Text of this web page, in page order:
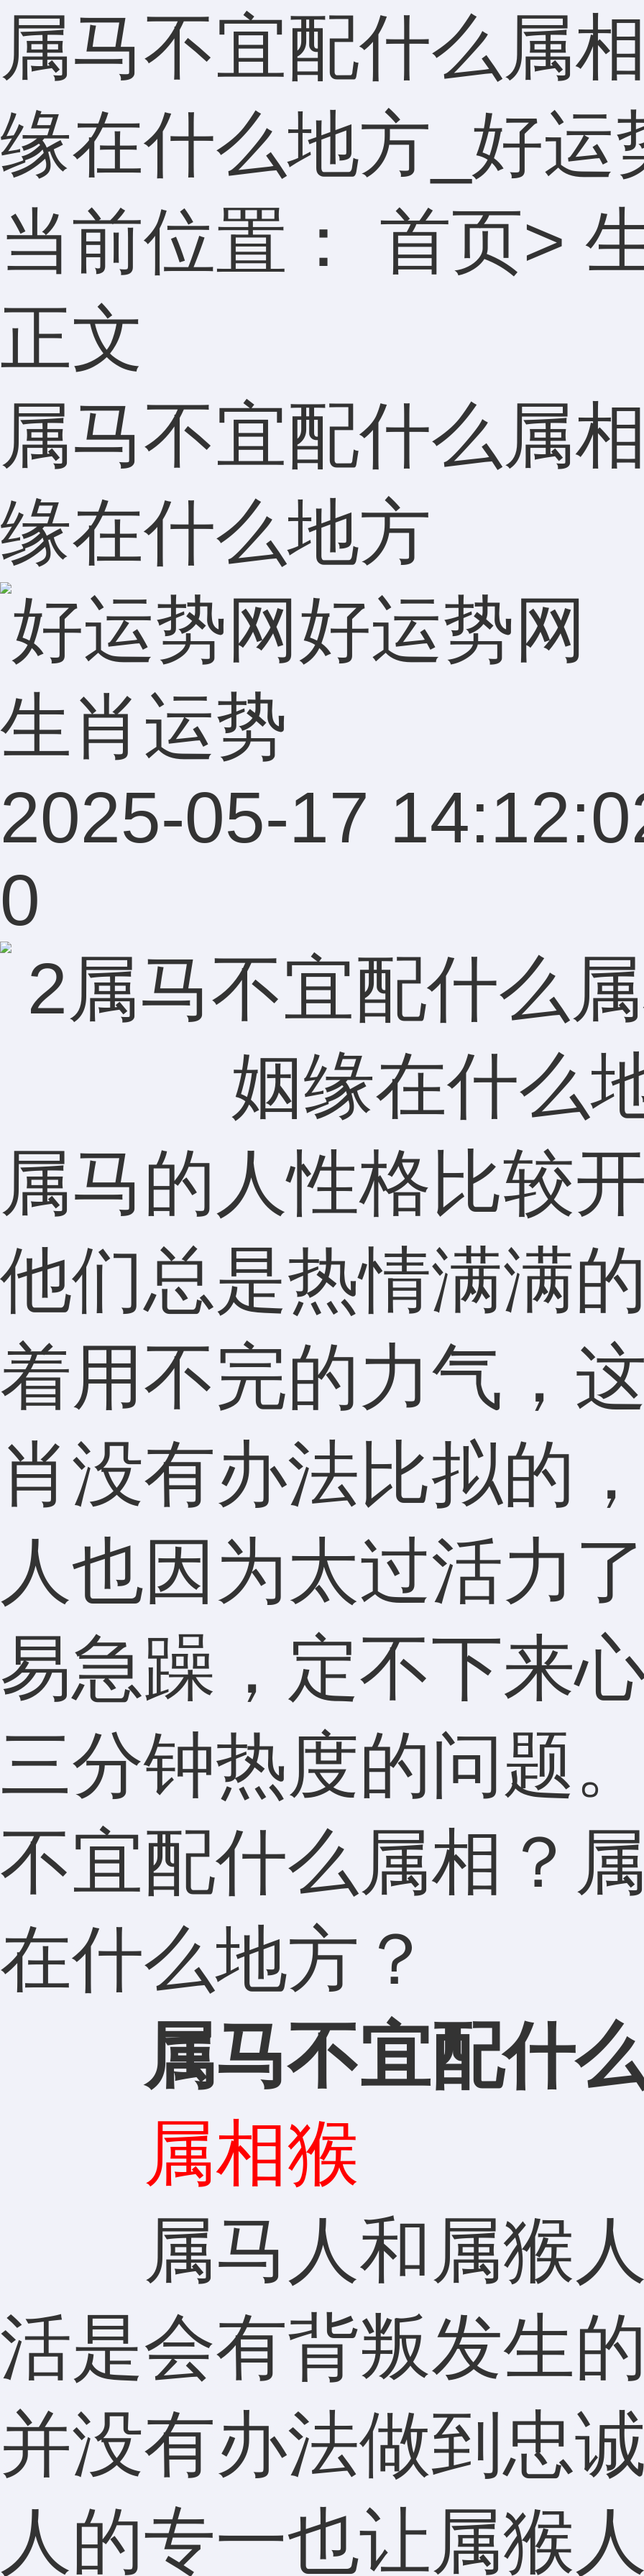
属马不宜配什么属
缘在什么地方_好运
当前位置： 首页>
正文
属马不宜配什么属
缘在什么地方
好运势网
生肖运势
2025-05-17
0
属马的人性格比较
他们总是热情满满
着用不完的力气，
肖没有办法比拟的
人也因为太过活力
易急躁，定不下来
三分钟热度的问题
不宜配什么属相？
在什么地方？
属马不宜配什
属相猴
属马人和属猴人
活是会有背叛发生
并没有办法做到忠
人的专一也让属猴